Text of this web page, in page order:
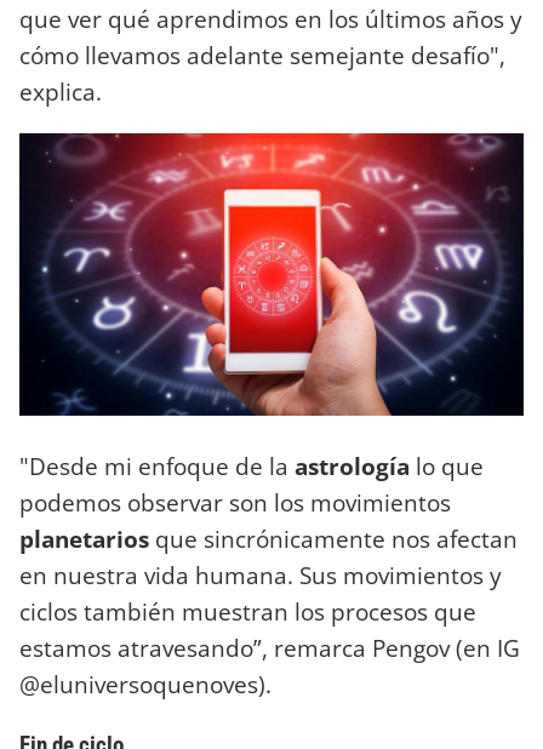
que ver qué aprendimos en los últimos años y
cómo llevamos adelante semejante desafío",
explica.
"Desde mi enfoque de la astrología lo que
podemos observar son los movimientos
planetarios que sincrónicamente nos afectan
en nuestra vida humana. Sus movimientos y
ciclos también muestran los procesos que
estamos atravesando”, remarca Pengov (en IG
@eluniversoquenoves).